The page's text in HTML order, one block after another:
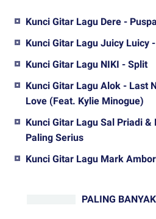
Kunci Gitar Lagu Dere - Puspa
Kunci Gitar Lagu Juicy Luicy
Kunci Gitar Lagu NIKI - Split
Kunci Gitar Lagu Alok - Last
Love (Feat. Kylie Minogue)
Kunci Gitar Lagu Sal Priadi
Paling Serius
Kunci Gitar Lagu Mark
PALING